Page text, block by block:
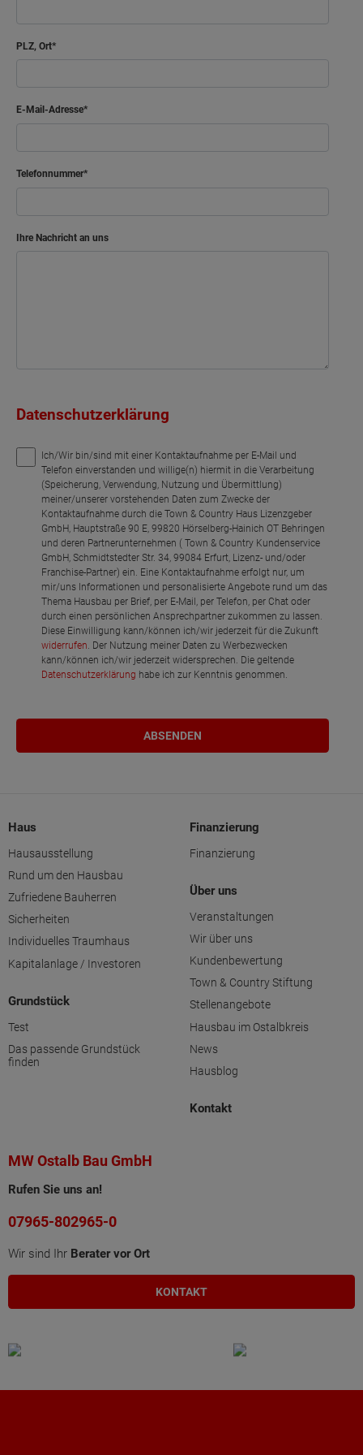
Arbeiten
Bad
Flur
PLZ, Ort
E-Mail-Adresse
Telefonnummer
Ihre Nachricht an uns
Datenschutzerklärung
Ich/Wir bin/sind mit einer Kontaktaufnahme per E-Mail und
Telefon einverstanden und willige(n) hiermit in die Verarbeitung
(Speicherung, Verwendung, Nutzung und Übermittlung)
meiner/unserer vorstehenden Daten zum Zwecke der
Kontaktaufnahme durch die Town & Country Haus Lizenzgeber
GmbH, Hauptstraße 90 E, 99820 Hörselberg-Hainich OT Behringen
und deren Partnerunternehmen ( Town & Country Kundenservice
GmbH, Schmidtstedter Str. 34, 99084 Erfurt, Lizenz- und/oder
Franchise-Partner) ein. Eine Kontaktaufnahme erfolgt nur, um
mir/uns Informationen und personalisierte Angebote rund um das
Thema Hausbau per Brief, per E-Mail, per Telefon, per Chat oder
durch einen persönlichen Ansprechpartner zukommen zu lassen.
Diese Einwilligung kann/können ich/wir jederzeit für die Zukunft
widerrufen . Der Nutzung meiner Daten zu Werbezwecken
kann/können ich/wir jederzeit widersprechen. Die geltende
Datenschutzerklärung habe ich zur Kenntnis genommen.
Haus
Hausausstellung
Rund um den Hausbau
Zufriedene Bauherren
Sicherheiten
Individuelles Traumhaus
Kapitalanlage / Investoren
Grundstück
Test
Das passende Grundstück
finden
Finanzierung
Finanzierung
Über uns
Veranstaltungen
Wir über uns
Kundenbewertung
Town & Country Stiftung
Stellenangebote
Hausbau im Ostalbkreis
News
Hausblog
Kontakt
MW Ostalb Bau GmbH
Rufen Sie uns an!
07965-802965-0
Wir sind Ihr Berater vor Ort
KONTAKT